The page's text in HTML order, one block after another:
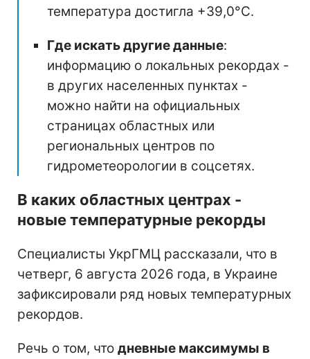
температура достигла +39,0°C.
Где искать другие данные:
информацию о локальных рекордах -
в других населенных пунктах -
можно найти на официальных
страницах областных или
региональных центров по
гидрометеорологии в соцсетях.
В каких областных центрах -
новые температурные рекорды
Специалисты УкрГМЦ рассказали, что в
четверг, 6 августа 2026 года, в Украине
зафиксировали ряд новых температурных
рекордов.
Речь о том, что дневные максимумы в